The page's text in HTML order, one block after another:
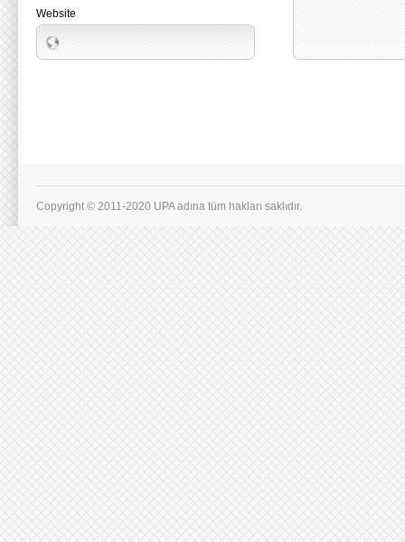
Website
Copyright © 2011-2020 UPA adına tüm hakları saklıdır.